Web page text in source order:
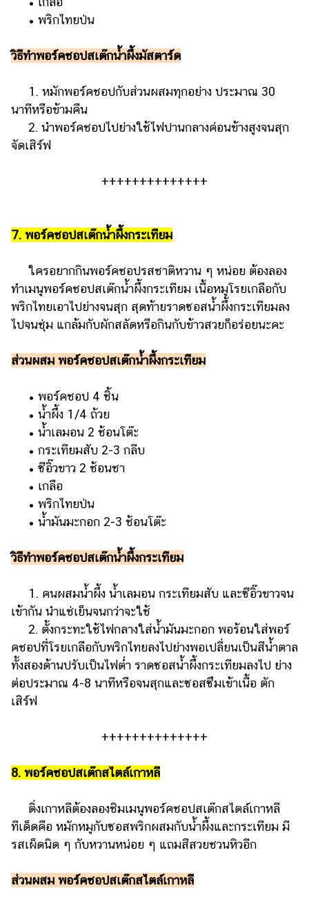
• พริกไทยป่น
วิธีทำพอร์คชอปสเต๊กน้ำผึ้งมัสตาร์ด
1. หมักพอร์คชอปกับส่วนผสมทุกอย่าง ประมาณ 30
นาทีหรือข้ามคืน
2. นำพอร์คชอปไปย่างใช้ไฟปานกลางค่อนข้างสูงจนสุก
จัดเสิร์ฟ
++++++++++++++
7. พอร์คชอปสเต๊กน้ำผึ้งกระเทียม
ใครอยากกินพอร์คชอปรสชาติหวาน ๆ หน่อย ต้องลอง
ทำเมนูพอร์คชอปสเต๊กน้ำผึ้งกระเทียม เนื้อหมูโรยเกลือกับ
พริกไทยเอาไปย่างจนสุก สุดท้ายราดซอสน้ำผึ้งกระเทียมลง
ไปจนชุ่ม แกล้มกับผักสลัดหรือกินกับข้าวสวยก็อร่อยนะคะ
ส่วนผสม พอร์คชอปสเต๊กน้ำผึ้งกระเทียม
• พอร์คชอป 4 ชิ้น
• น้ำผึ้ง 1/4 ถ้วย
• น้ำเลมอน 2 ช้อนโต๊ะ
• กระเทียมสับ 2-3 กลีบ
• ซีอิ๊วขาว 2 ช้อนชา
• เกลือ
• พริกไทยป่น
• น้ำมันมะกอก 2-3 ช้อนโต๊ะ
วิธีทำพอร์คชอปสเต๊กน้ำผึ้งกระเทียม
1. คนผสมน้ำผึ้ง น้ำเลมอน กระเทียมสับ และซีอิ๊วขาวจน
เข้ากัน นำแช่เย็นจนกว่าจะใช้
2. ตั้งกระทะใช้ไฟกลางใส่น้ำมันมะกอก พอร้อนใส่พอร์
คชอปที่โรยเกลือกับพริกไทยลงไปย่างพอเปลี่ยนเป็นสีน้ำตาล
ทั้งสองด้านปรับเป็นไฟต่ำ ราดซอสน้ำผึ้งกระเทียมลงไป ย่าง
ต่อประมาณ 4-8 นาทีหรือจนสุกและซอสซึมเข้าเนื้อ ตัก
เสิร์ฟ
++++++++++++++
8. พอร์คชอปสเต๊กสไตล์เกาหลี
ติ่งเกาหลีต้องลองชิมเมนูพอร์คชอปสเต๊กสไตล์เกาหลี
ทีเด็ดคือ หมักหมูกับซอสพริกผสมกับน้ำผึ้งและกระเทียม มี
รสเผ็ดนิด ๆ กับหวานหน่อย ๆ แถมสีสวยชวนหิวอีก
ส่วนผสม พอร์คชอปสเต๊กสไตล์เกาหลี